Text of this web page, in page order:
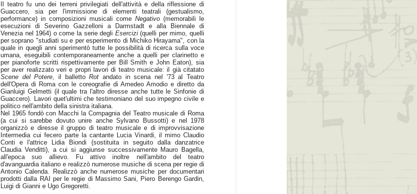
Il teatro fu uno dei terreni privilegiati dell'attività e della riflessione di
Guaccero, sia per l'immissione di elementi teatrali (gestualismo,
performance) in composizioni musicali come Negativo (memorabili le
esecuzioni di Severino Gazzelloni a Darmstadt e alla Biennale di
Venezia nel 1964) o come la serie degli Esercizi(quelli per mimo, quelli
per soprano "studiati su e per esperimento di Michiko Hirayama", con la
quale in quegli anni sperimentò tutte le possibilità di ricerca sulla voce
umana, eseguibili contemporaneamente anche a quelli per clarinetto e
per pianoforte scritti rispettivamente per Bill Smith e John Eaton), sia
per aver realizzato veri e propri lavori di teatro musicale: il già citatato
Scene del Potere, il ballettoRot andato in scena nel '73 al Teatro
dell'Opera di Roma con le coreografie di Amedeo Amodio e diretto da
Gianluigi Gelmetti (il quale tra l'altro diresse anche tutte le Sinfonie di
Guaccero). Lavori quet'ultimi che testimoniano del suo impegno civile e
politico nell'ambito della sinistra italiana.
Nel 1965 fondò con Macchi la Compagnia del Teatro musicale di Roma
(a cui si sarebbe dovuto unire anche Sylvano Bussotti) e nel 1978
organizzò e diresse il gruppo di teatro musicale e di improvvisazione
Intermedia cui fecero parte la cantante Lucia Vinardi, il mimo Claudio
Conti e l'attrice Lidia Biondi (sostituita in seguito dalla danzatrice
Claudia Venditti), a cui si aggiunse successivamente Mauro Bagella,
all'epoca suo allievo. Fu attivo inoltre nell'ambito del teatro
d'avanguardia italiano e realizzò numerose musiche di scena per regie di
Antonio Calenda. Realizzò anche numerose musiche per documentari
prodotti dalla RAI per le regie di Massimo Sani, Piero Berengo Gardin,
Luigi di Gianni e Ugo Gregoretti.